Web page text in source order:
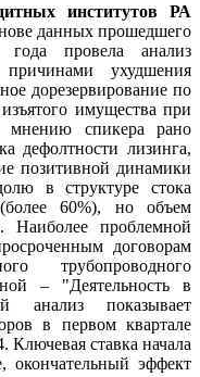
институтов РА
данных прошедшего
провела анализ
ухудшения
дорезервирование по
имущества при
мнению спикера рано
дефолтности лизинга,
позитивной динамики
в структуре стока
60%), но объем
Наиболее проблемной
договорам
трубопроводного
– "Деятельность в
анализ показывает
в первом квартале
Ключевая ставка начала
окончательный эффект